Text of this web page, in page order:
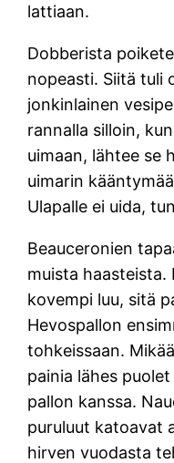
lattiaan.
Dobberista
nopeasti. Siitä tuli
jonkinlainen
rannalla silloin,
uimaan, lähtee se
uimarin
Ulapalle ei uida,
Beauceronien
muista haasteista.
kovempi luu, sitä
Hevospallon
tohkeissaan.
painia lähes
pallon kanssa.
puruluut katoavat
hirven vuodasta